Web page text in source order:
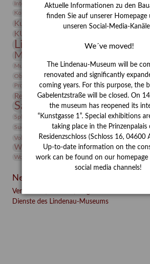
Integriertes Schädlingsmanagement
Italien
Kolosseum
Kooperationsausstellung Korkmodelle
Kunstmuseum Kunstvermittlung
KUNSTWAND
Lindenau-Museum Marstall
Museumsgeschichte
Museumspädagogik Mäzen Napoleon Natur
Objekt im Fokus
Paul Klee Peter Schnürpel
Provenienz
Restaurierung Restitution Rudi Lesser Ruth
Sammlung Samstagszeichner Skulptur
Sphinx
studio Studio Bildende Kunst
Suermondt-Ludwig-Museum
Volontariat
Walter Rheiner Weihnachten Werefkin
Werkbetrachtung Winter Wissenschaft
Wolf und Hund
Zirkuswoche
Neueste Beiträge
Verschenkt, verkauft, vergessen? –
Dienste des Lindenau-Museums
Aktuelle Informationen zu den
finden Sie auf unserer Homepage
unseren Social-Media-
We´ve moved!
The Lindenau-Museum will be
renovated and significantly
coming years. For this purpose, the
Gabelentzstraße will be closed. On
the museum has reopened its
“Kunstgasse 1”. Special exhibitions
taking place in the Prinzenpalais
Residenzschloss (Schloss 16, 04600
Up-to-date information on the
work can be found on our
social media channels!